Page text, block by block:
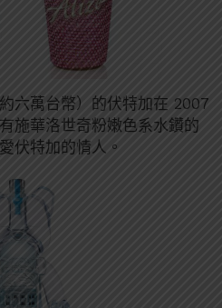
六萬台幣）的伏特加在 2007
施華洛世奇粉嫩色系水鑽的
伏特加的情人。